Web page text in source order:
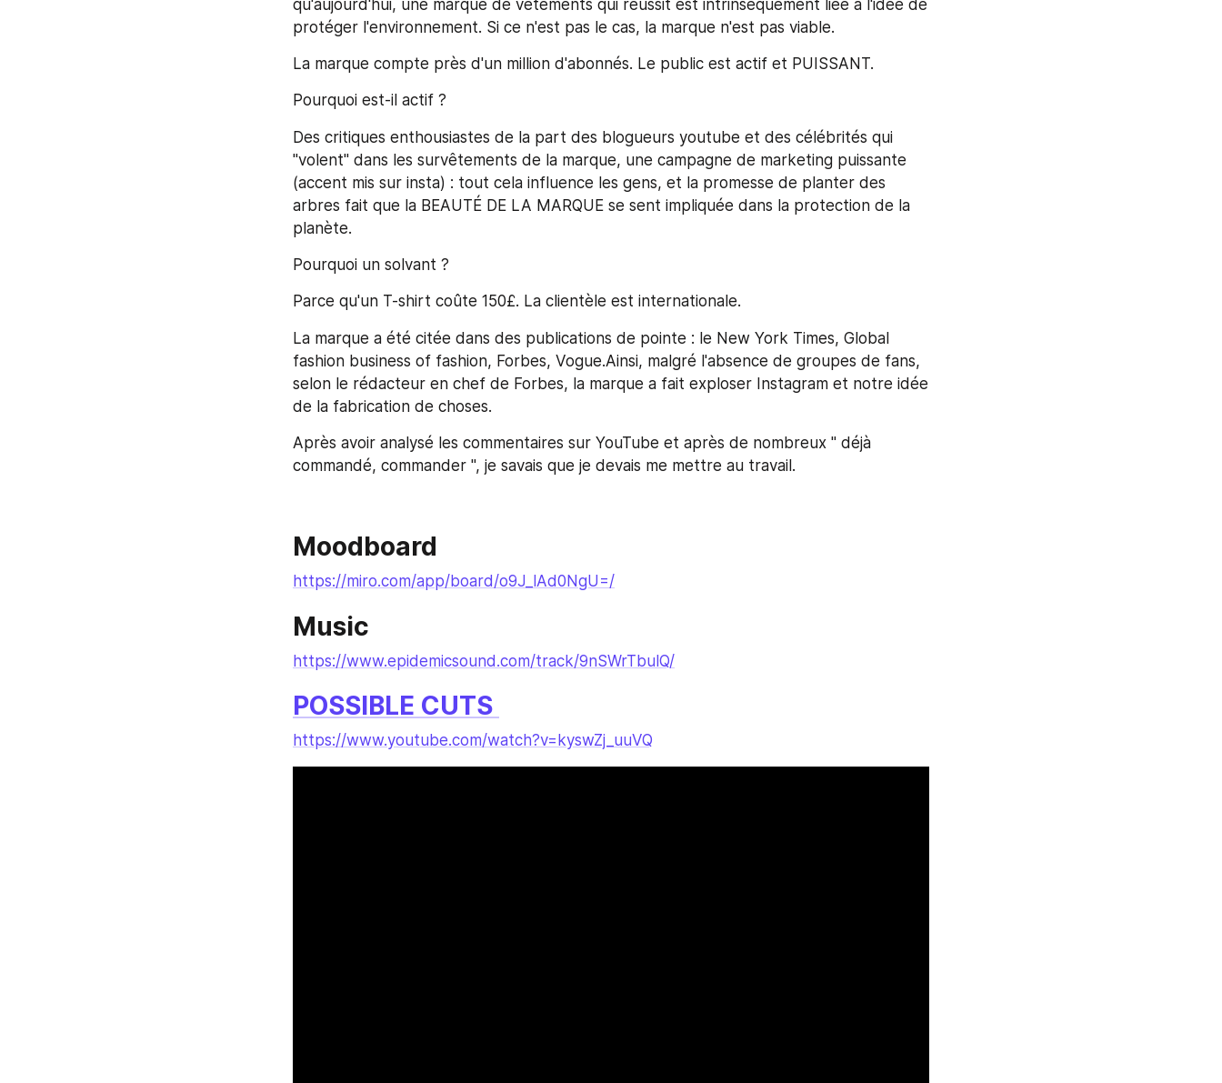
qu'aujourd'hui, une marque de vêtements qui réussit est intrinsèquement liée à l'idée de
protéger l'environnement. Si ce n'est pas le cas, la marque n'est pas viable.
La marque compte près d'un million d'abonnés. Le public est actif et PUISSANT.
Pourquoi est-il actif ?
Des critiques enthousiastes de la part des blogueurs youtube et des célébrités qui
"volent" dans les survêtements de la marque, une campagne de marketing puissante
(accent mis sur insta) : tout cela influence les gens, et la promesse de planter des
arbres fait que la BEAUTÉ DE LA MARQUE se sent impliquée dans la protection de la
planète.
Pourquoi un solvant ?
Parce qu'un T-shirt coûte 150£. La clientèle est internationale.
La marque a été citée dans des publications de pointe : le New York Times, Global
fashion business of fashion, Forbes, Vogue.Ainsi, malgré l'absence de groupes de fans,
selon le rédacteur en chef de Forbes, la marque a fait exploser Instagram et notre idée
de la fabrication de choses.
Après avoir analysé les commentaires sur YouTube et après de nombreux " déjà
commandé, commander ", je savais que je devais me mettre au travail.
Moodboard
https://miro.com/app/board/o9J_lAd0NgU=/
Music
https://www.epidemicsound.com/track/9nSWrTbulQ/
POSSIBLE CUTS
https://www.youtube.com/watch?v=kyswZj_uuVQ